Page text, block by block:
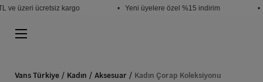
üzeri ücretsiz kargo • Yeni üyelere özel %15 indirim •
Vans Türkiye Kadın Aksesuar Kadın Çorap Koleksiyonu